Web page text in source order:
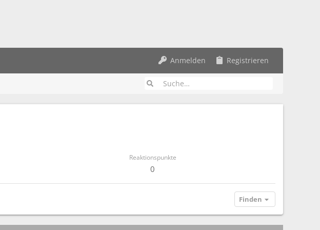
Anmelden Registrieren
Reaktionspunkte
0
Finden